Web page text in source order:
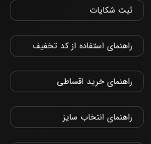
ثبت شکایات
راهنمای استفاده از کد تخفیف
راهنمای خرید اقساطی
راهنمای انتخاب سایز